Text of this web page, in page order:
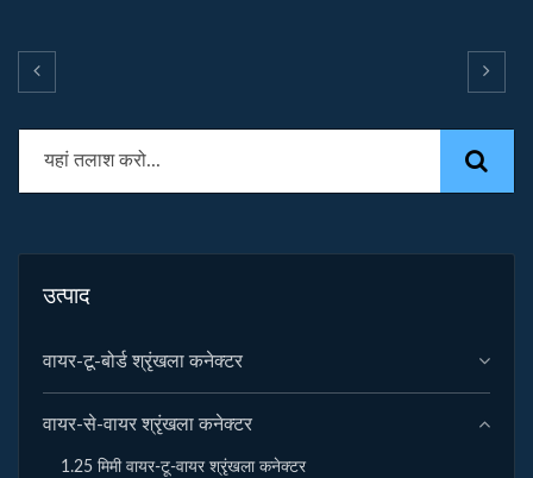
उत्पाद
वायर-टू-बोर्ड श्रृंखला कनेक्टर
वायर-से-वायर श्रृंखला कनेक्टर
1.25 मिमी वायर-टू-वायर श्रृंखला कनेक्टर